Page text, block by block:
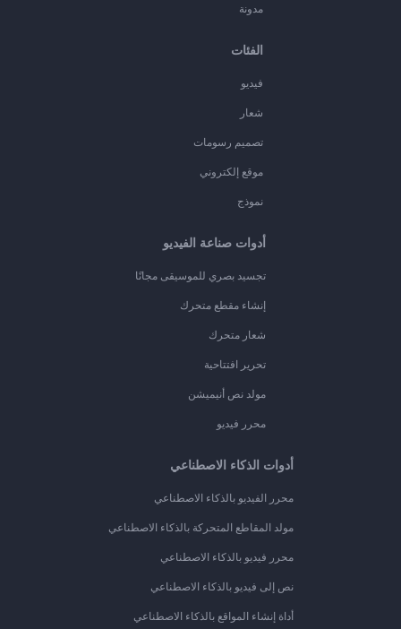
مدونة
الفئات
فيديو
شعار
تصميم رسومات
موقع إلكتروني
نموذج
أدوات صناعة الفيديو
تجسيد بصري للموسيقى مجانًا
إنشاء مقطع متحرك
شعار متحرك
تحرير افتتاحية
مولد نص أنيميشن
محرر فيديو
أدوات الذكاء الاصطناعي
محرر الفيديو بالذكاء الاصطناعي
مولد المقاطع المتحركة بالذكاء الاصطناعي
محرر فيديو بالذكاء الاصطناعي
نص إلى فيديو بالذكاء الاصطناعي
أداة إنشاء المواقع بالذكاء الاصطناعي